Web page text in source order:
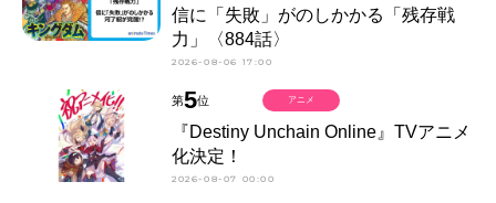
信に「失敗」がのしかかる「残存戦
力」〈884話〉
2026-08-06 17:00
第5位
『Destiny Unchain Online』TVアニメ
化決定！
2026-08-07 00:00
アニメ